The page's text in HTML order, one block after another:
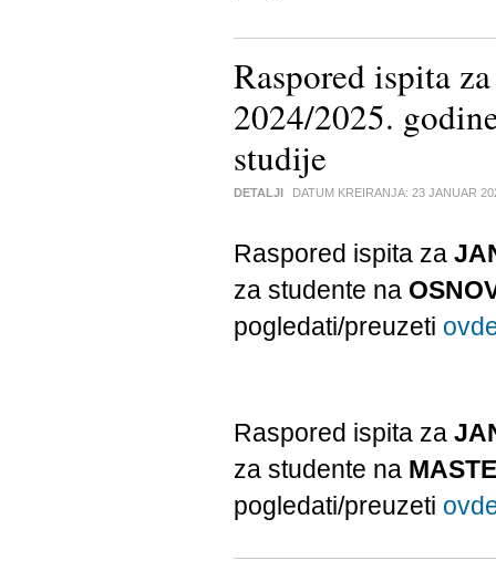
Raspored ispita
2024/2025.
studije
DETALJI DATUM KREIRANJA: 23 JANUAR
Raspored ispita za
za studente na
pogledati/preuzeti
Raspored ispita za
za studente na
pogledati/preuzeti